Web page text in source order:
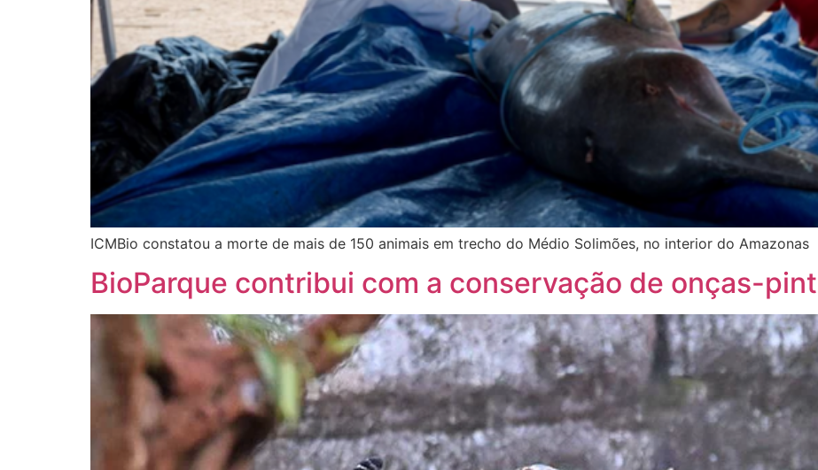
ICMBio constatou a morte de mais de 150 animais em trecho do Médio Solimões, no interior do Amazonas
BioParque contribui com a conservação de onças-